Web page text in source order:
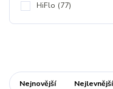
HiFlo (77)
Nejnovější Nejlevnější